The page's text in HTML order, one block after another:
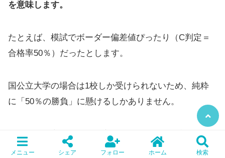
を意味します。
たとえば、模試でボーダー偏差値ぴったり（C判定＝
合格率50％）だったとします。
国公立大学の場合は1校しか受けられないため、純粋
に「50％の勝負」に懸けるしかありません。
しかし、私立大学で合格率50%の学校を3校受験した場
合、「どこか1校でも受かる確率」は87.5%まで跳ね上
メニュー シェア フォロー ホーム 検索